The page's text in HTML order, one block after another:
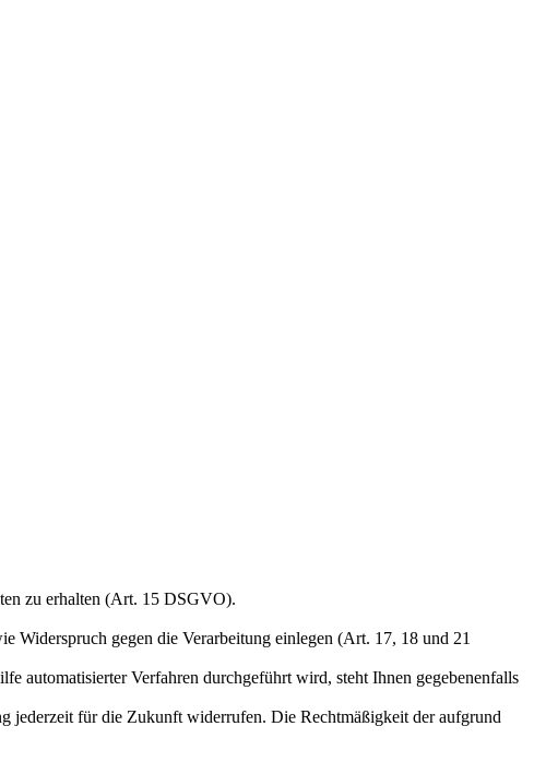
zu erhalten (Art. 15 DSGVO).
Widerspruch gegen die Verarbeitung einlegen (Art. 17, 18 und 21
automatisierter Verfahren durchgeführt wird, steht Ihnen gegebenenfalls
jederzeit für die Zukunft widerrufen. Die Rechtmäßigkeit der aufgrund